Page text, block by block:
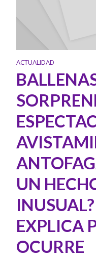
ACTUALIDAD
UN
EXPLICA
OCURRE